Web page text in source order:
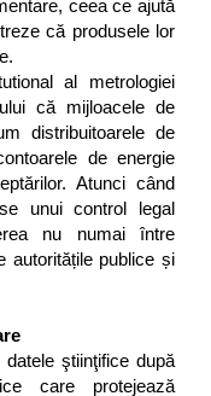
ceea ce ajută
că produsele lor
al metrologiei
că mijloacele de
distribuitoarele de
de energie
Atunci când
unui control legal
nu numai între
autoritățile publice și
ştiinţifice după
care protejează